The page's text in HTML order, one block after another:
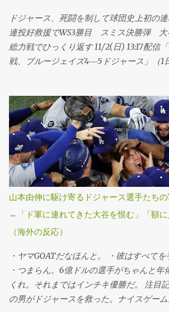
ドジャース、死闘を制して球団史上初の
連投好救援でWS3勝目 スミス決勝弾 大
総力戦でひっくり返す 11/2(日) 13:17配信
戦、ブルージェイズ4―5ドジャース」（
の山本由伸投手が九回途中から登板し、1
けるなど、3回を無失点に抑えてシリーズ
投手兼指名打者」で先発出場した大谷翔
を被弾し、マウンドで両手を膝につきう
第3戦以来のマルチ安打をマークするなど
た。 ・連覇だぜベイビー。 ・最高すぎる
ざまあみろトロント！マリナーズファン
おおお！泣きそうだ。カーショーのため
ゃああああ！MVPはヤマだ！ 注目記事（
ロバーツの悪口はもう言わない。 ・やべ
ズン5勝1敗。とんでもない男だ。 ・信じ
ヤマがMVPだな。 ・やったぞ。 ・なんて
これはもう銅像レベルだな。 ・疑って悪
マモトはMVPを取るべきだ。すごいわ。
山本由伸に駆け寄るドジャース選手たちの
←「ド軍に連れてきた大谷を恨む」「額に
（海外の反応）
・ヤマGOATだなほんと。 ・彼はすべてを
・つまらん。6億ドルの選手がちゃんと
くれ。それまではインチキ優勝だ。 注目
の男がドジャースを救った。ナイスゲー